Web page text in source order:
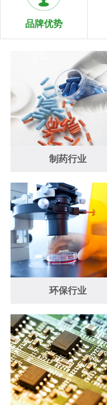
品牌优势
制药行业
环保行业